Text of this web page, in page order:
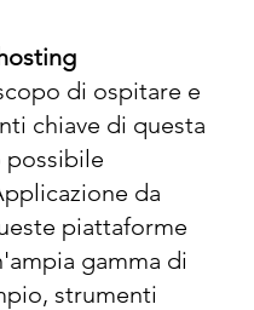
di ospitare e
chiave di questa
possibile
da
piattaforme
gamma di
strumenti